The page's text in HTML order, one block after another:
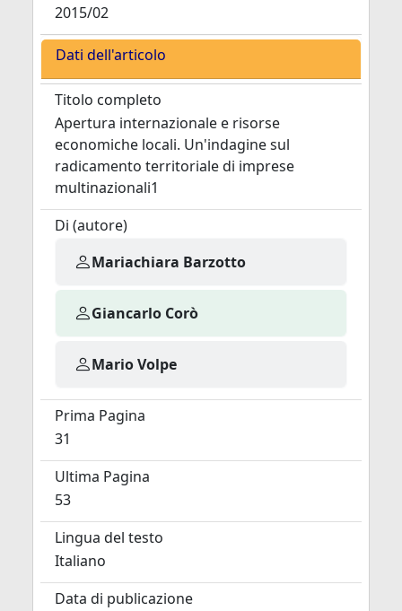
2015/02
Dati dell'articolo
Titolo completo
Apertura internazionale e risorse
economiche locali. Un'indagine sul
radicamento territoriale di imprese
multinazionali1
Di (autore)
Mariachiara Barzotto
Giancarlo Corò
Mario Volpe
Prima Pagina
31
Ultima Pagina
53
Lingua del testo
Italiano
Data di publicazione